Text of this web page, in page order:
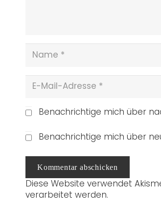
Benachrichtige mich über
Benachrichtige mich über
Kommentar abschicken
Diese Website verwendet
verarbeitet werden.